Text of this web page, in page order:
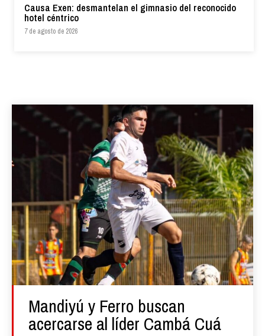
Causa Exen: desmantelan el gimnasio del reconocido
hotel céntrico
7 de agosto de 2026
Mandiyú y Ferro buscan
acercarse al líder Cambá Cuá